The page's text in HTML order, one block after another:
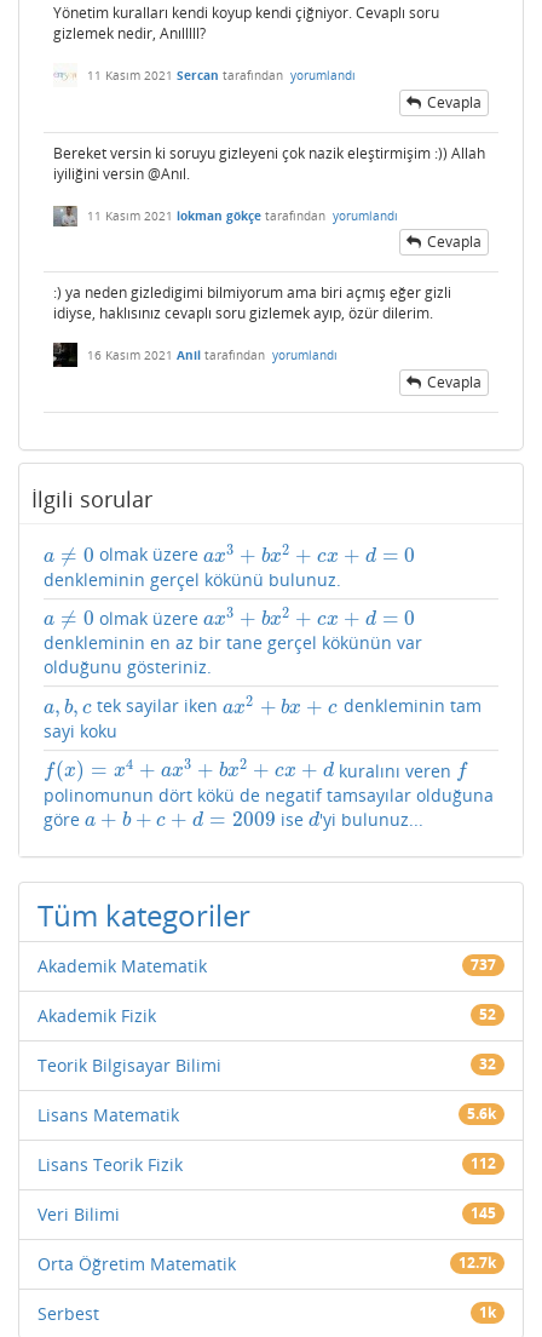
Yönetim kuralları kendi koyup kendi çiğniyor. Cevaplı soru
gizlemek nedir, Anılllll?
11 Kasım 2021 Sercan tarafından yorumlandı
Cevapla
Bereket versin ki soruyu gizleyeni çok nazik eleştirmişim :)) Allah
iyiliğini versin @Anıl.
11 Kasım 2021 lokman gökçe tarafından yorumlandı
Cevapla
:) ya neden gizledigimi bilmiyorum ama biri açmış eğer gizli
idiyse, haklısınız cevaplı soru gizlemek ayıp, özür dilerim.
16 Kasım 2021 Anil tarafından yorumlandı
Cevapla
İlgili sorular
a ≠ 0
a≠0 olmak üzere ax3 + bx2 + cx + d = 0
ax3+ bx 2+cx +d =0
denkleminin gerçel kökünü bulunuz.
a ≠ 0
a≠0 olmak üzere ax3 + bx2 + cx + d = 0
ax3+ bx 2+cx +d =0
denkleminin en az bir tane gerçel kökünün var
olduğunu gösteriniz.
a, b, c
a,b,c tek sayilar ikenax2 + bx + c
ax2+ bx +c
denkleminin tam
sayi koku
f(x) = x4 + ax3 + bx2 + cx + d
f(x)=x 4+ax3 +bx2+cx +d kuralını veren f
f
polinomunun dört kökü de negatif tamsayılar olduğuna
göre a + b + c + d = 2009
a+b+c +d =2009 ised
d'yi bulunuz...
Tüm kategoriler
Akademik Matematik 737
Akademik Fizik 52
Teorik Bilgisayar Bilimi 32
Lisans Matematik 5.6k
Lisans Teorik Fizik 112
Veri Bilimi 145
Orta Öğretim Matematik 12.7k
Serbest 1k